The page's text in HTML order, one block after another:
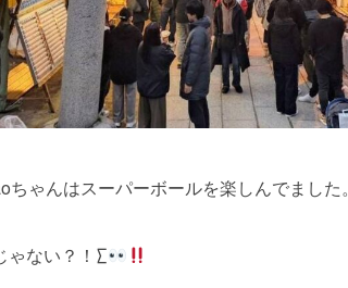
ちゃんはスーパーボールを楽しんでました。
ゃない？！∑